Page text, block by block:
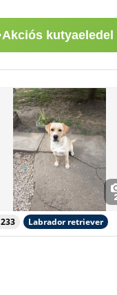
Akciós
233 Labrador retriever